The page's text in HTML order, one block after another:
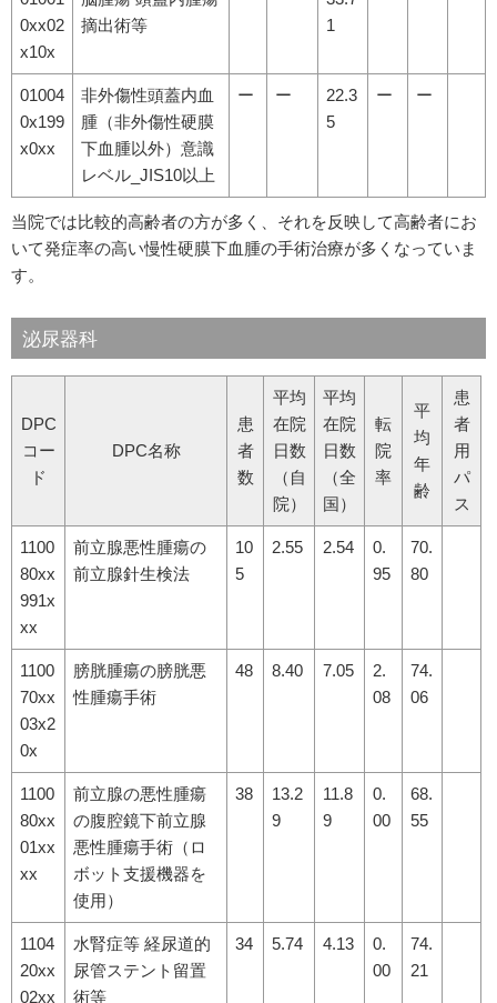
0xx02
x10x
摘出術等
1
01004
0x199
x0xx
非外傷性頭蓋内血
腫（非外傷性硬膜
下血腫以外）意識
レベル_JIS10以上
ー ー
22.3
5
ー ー
当院では比較的高齢者の方が多く、それを反映して高齢者にお
いて発症率の高い慢性硬膜下血腫の手術治療が多くなっていま
す。
泌尿器科
DPC
コー
ド
DPC名称
患
者
数
平均
在院
日数
（自
院）
平均
在院
日数
（全
国）
転
院
率
平
均
年
齢
患
者
用
パ
ス
1100
80xx
991x
xx
前立腺悪性腫瘍の
前立腺針生検法
10
5
2.55 2.54
0.
95
70.
80
1100
70xx
03x2
0x
膀胱腫瘍の膀胱悪
性腫瘍手術
48 8.40 7.05
2.
08
74.
06
1100
80xx
01xx
xx
前立腺の悪性腫瘍
の腹腔鏡下前立腺
悪性腫瘍手術（ロ
ボット支援機器を
使用）
38
13.2
9
11.8
9
0.
00
68.
55
1104
20xx
02xx
水腎症等 経尿道的
尿管ステント留置
術等
34 5.74 4.13
0.
00
74.
21